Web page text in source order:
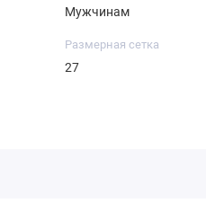
Мужчинам
Размерная сетка
27